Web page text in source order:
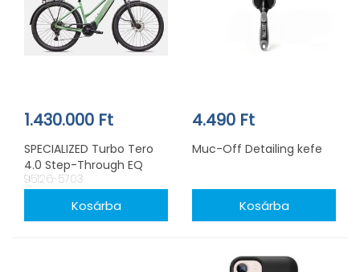
1.430.000 Ft
SPECIALIZED Turbo Tero
4.0 Step-Through EQ
95126-5703
4.490 Ft
Muc-Off Detailing kefe